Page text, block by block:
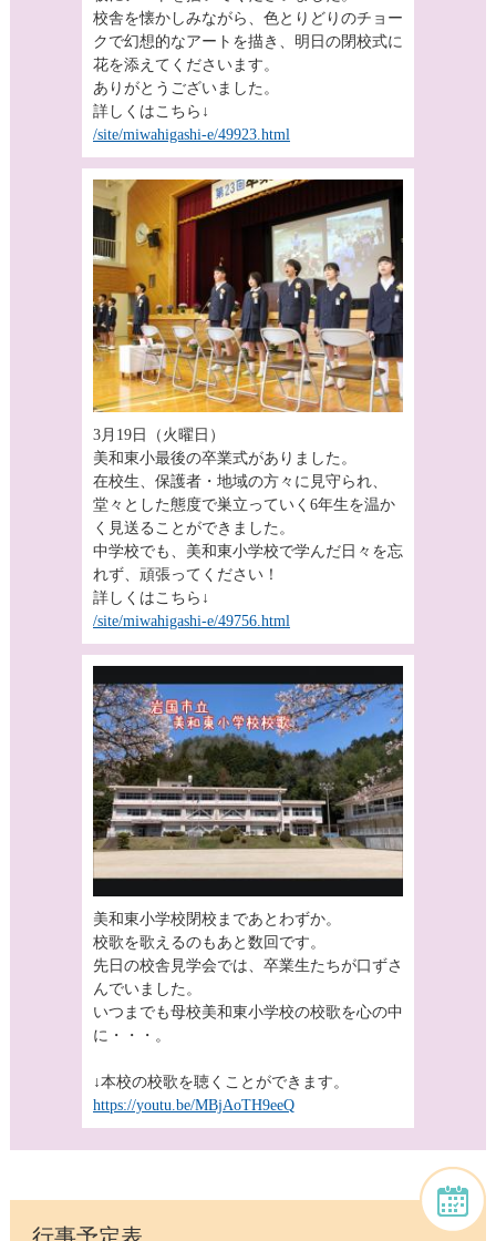
校舎を懐かしみながら、色とりどりのチョー
クで幻想的なアートを描き、明日の閉校式に
花を添えてくださいます。
ありがとうございました。
詳しくはこちら↓
/site/miwahigashi-e/49923.html
3月19日（火曜日）
美和東小最後の卒業式がありました。
在校生、保護者・地域の方々に見守られ、
堂々とした態度で巣立っていく6年生を温か
く見送ることができました。
中学校でも、美和東小学校で学んだ日々を忘
れず、頑張ってください！
詳しくはこちら↓
/site/miwahigashi-e/49756.html
美和東小学校閉校まであとわずか。
校歌を歌えるのもあと数回です。
先日の校舎見学会では、卒業生たちが口ずさ
んでいました。
いつまでも母校美和東小学校の校歌を心の中
に・・・。
↓本校の校歌を聴くことができます。
https://youtu.be/MBjAoTH9eeQ